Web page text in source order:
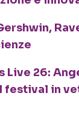
Live 26:
festival in